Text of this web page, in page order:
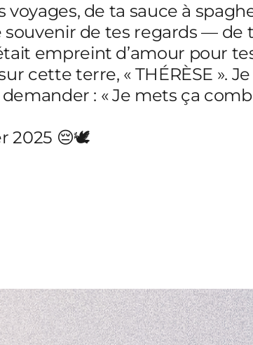
de ta sauce à
de tes regards — de
empreint d’amour pour
cette terre, « THÉRÈSE ».
: « Je mets ça
2025 😔🕊️